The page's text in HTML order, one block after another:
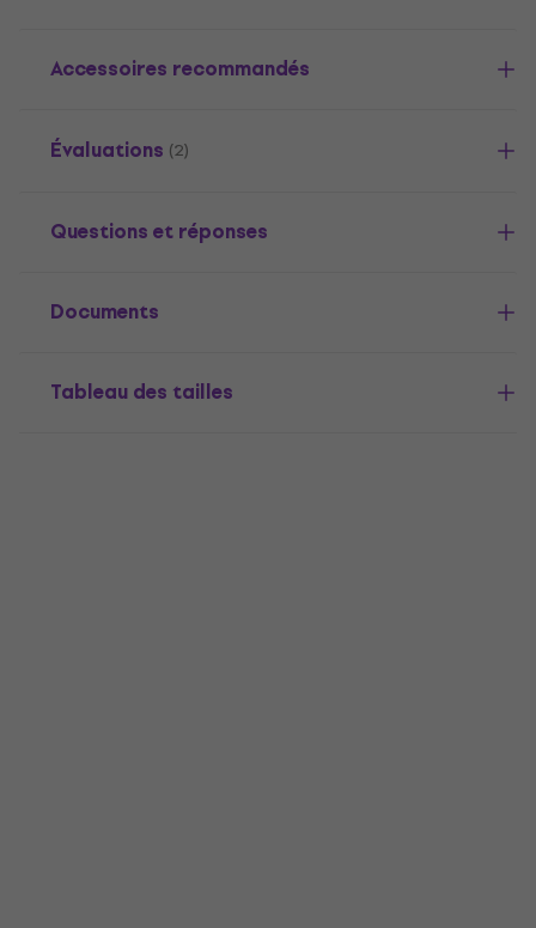
Accessoires recommandés
Évaluations (2)
Questions et réponses
Documents
Tableau des tailles